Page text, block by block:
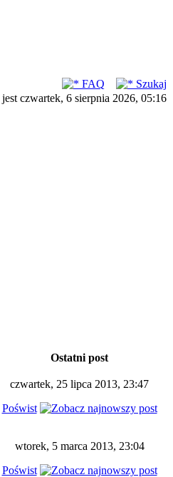
FAQ
Szukaj
jest czwartek, 6 sierpnia 2026, 05:16
Ostatni post
czwartek, 25 lipca 2013, 23:47
Poświst
wtorek, 5 marca 2013, 23:04
Poświst